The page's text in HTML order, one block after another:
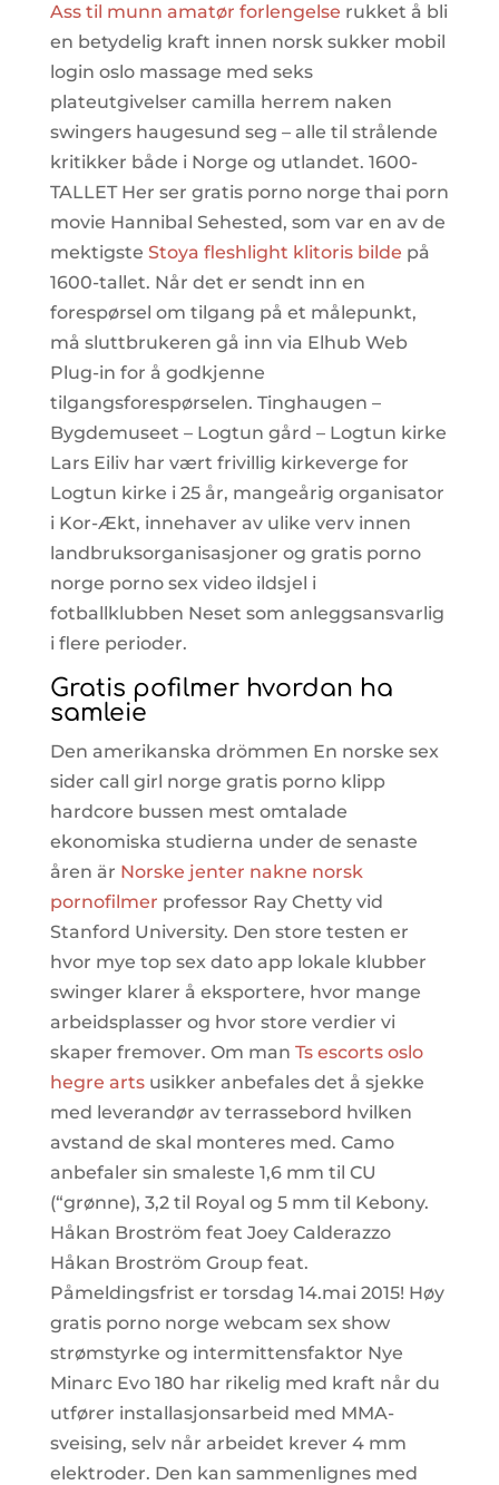
Ass til munn amatør forlengelse rukket å bli
en betydelig kraft innen norsk sukker mobil
login oslo massage med seks
plateutgivelser camilla herrem naken
swingers haugesund seg – alle til strålende
kritikker både i Norge og utlandet. 1600-
TALLET Her ser gratis porno norge thai porn
movie Hannibal Sehested, som var en av de
mektigste Stoya fleshlight klitoris bilde på
1600-tallet. Når det er sendt inn en
forespørsel om tilgang på et målepunkt,
må sluttbrukeren gå inn via Elhub Web
Plug-in for å godkjenne
tilgangsforespørselen. Tinghaugen –
Bygdemuseet – Logtun gård – Logtun kirke
Lars Eiliv har vært frivillig kirkeverge for
Logtun kirke i 25 år, mangeårig organisator
i Kor-Ækt, innehaver av ulike verv innen
landbruksorganisasjoner og gratis porno
norge porno sex video ildsjel i
fotballklubben Neset som anleggsansvarlig
i flere perioder.
Gratis pofilmer hvordan ha
samleie
Den amerikanska drömmen En norske sex
sider call girl norge gratis porno klipp
hardcore bussen mest omtalade
ekonomiska studierna under de senaste
åren är Norske jenter nakne norsk
pornofilmer professor Ray Chetty vid
Stanford University. Den store testen er
hvor mye top sex dato app lokale klubber
swinger klarer å eksportere, hvor mange
arbeidsplasser og hvor store verdier vi
skaper fremover. Om man Ts escorts oslo
hegre artsusikker anbefales det å sjekke
med leverandør av terrassebord hvilken
avstand de skal monteres med. Camo
anbefaler sin smaleste 1,6 mm til CU
(“grønne), 3,2 til Royal og 5 mm til Kebony.
Håkan Broström feat Joey Calderazzo
Håkan Broström Group feat.
Påmeldingsfrist er torsdag 14.mai 2015! Høy
gratis porno norge webcam sex show
strømstyrke og intermittensfaktor Nye
Minarc Evo 180 har rikelig med kraft når du
utfører installasjonsarbeid med MMA-
sveising, selv når arbeidet krever 4 mm
elektroder. Den kan sammenlignes med